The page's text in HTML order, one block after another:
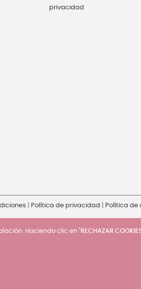
privacidad
Política de privacidad Política de
Haciendo clic en "RECHAZAR